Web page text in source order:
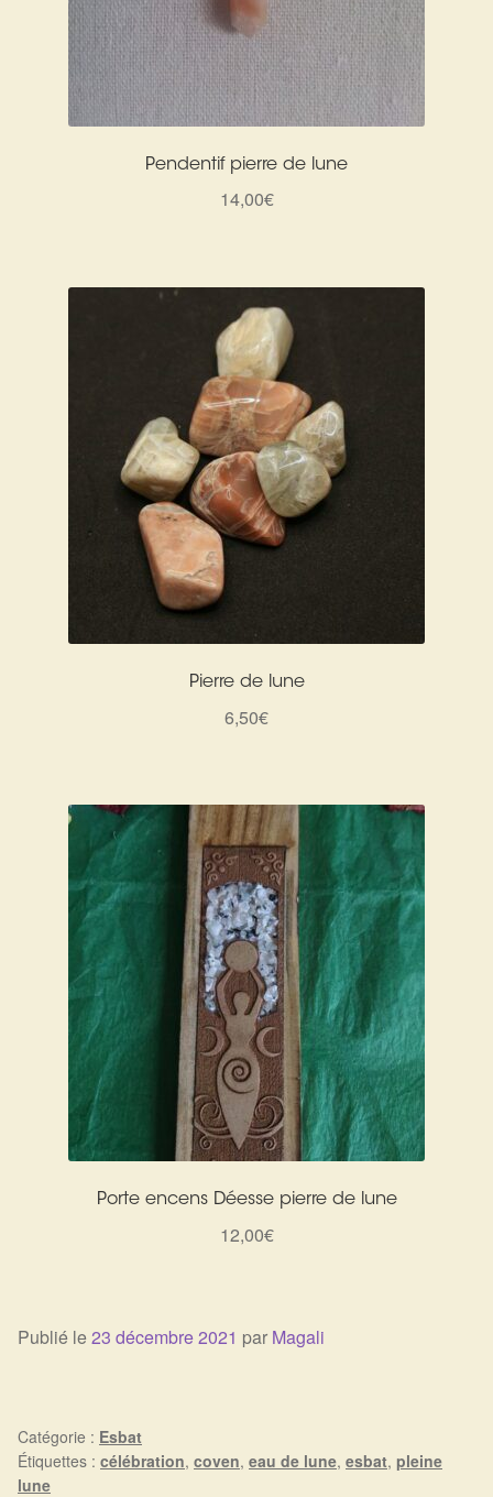
Pendentif pierre de lune
14,00€
Pierre de lune
6,50€
Porte encens Déesse pierre de lune
12,00€
Publié le23 décembre 2021 par Magali
Catégorie : Esbat
Étiquettes : célébration, coven, eau de lune, esbat, pleine
lune